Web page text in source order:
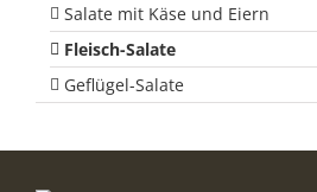
Salate mit Käse und Eiern
Fleisch-Salate
Geflügel-Salate